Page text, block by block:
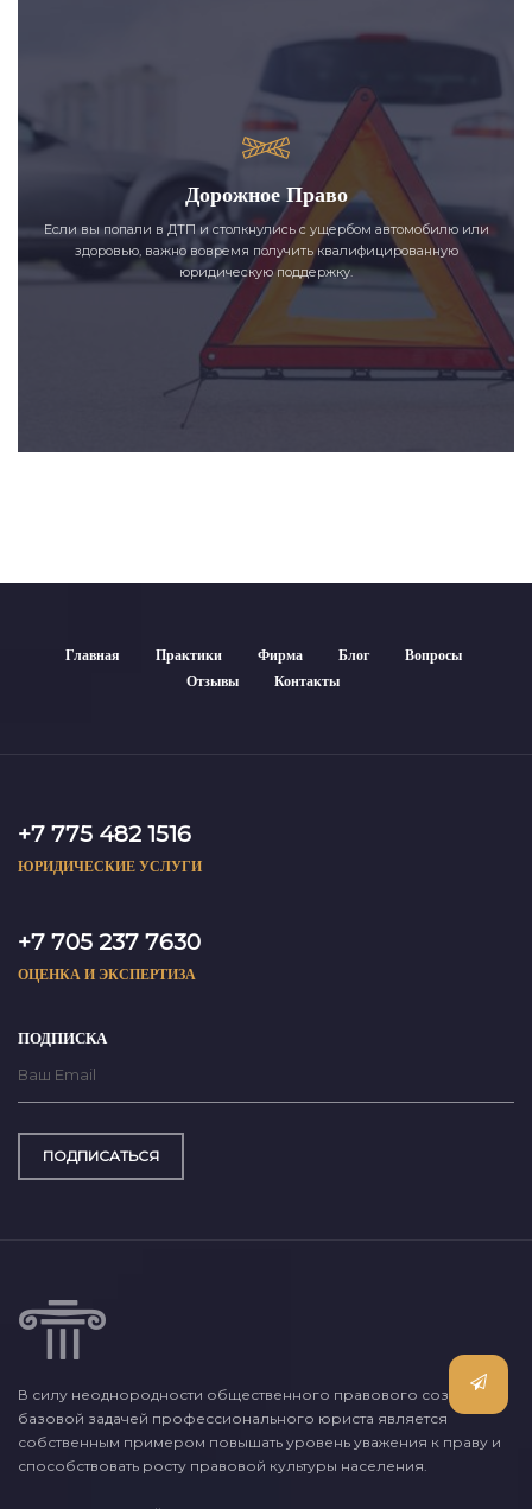
Дорожное Право
Если вы попали в ДТП и столкнулись с ущербом автомобилю или
здоровью, важно вовремя получить квалифицированную
юридическую поддержку.
Главная Практики Фирма Блог
Вопросы
Отзывы
Контакты
+7 775 482 1516
ЮРИДИЧЕСКИЕ УСЛУГИ
+7 705 237 7630
ОЦЕНКА И ЭКСПЕРТИЗА
ПОДПИСКА
ПОДПИСАТЬСЯ
В силу неоднородности общественного правового сознания,
базовой задачей профессионального юриста является
собственным примером повышать уровень уважения к праву и
способствовать росту правовой культуры населения.